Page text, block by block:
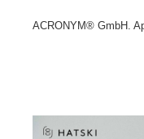
ACRONYM® GmbH.